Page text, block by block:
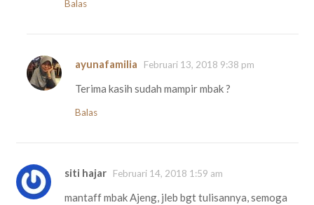
Balas
ayunafamilia Februari 13, 2018 9:38 pm
Terima kasih sudah mampir mbak ?
Balas
siti hajar Februari 14, 2018 1:59 am
mantaff mbak Ajeng, jleb bgt tulisannya, semoga